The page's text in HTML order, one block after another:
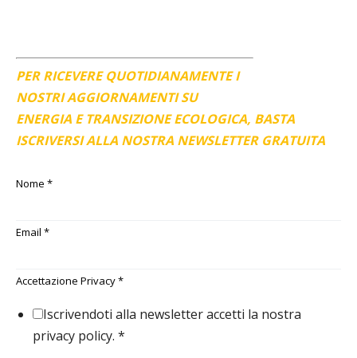
PER RICEVERE QUOTIDIANAMENTE I
NOSTRI AGGIORNAMENTI SU
ENERGIA E TRANSIZIONE ECOLOGICA, BASTA
ISCRIVERSI ALLA NOSTRA NEWSLETTER GRATUITA
Nome *
Email *
Accettazione Privacy*
Iscrivendoti alla newsletter accetti la nostra
privacy policy. *